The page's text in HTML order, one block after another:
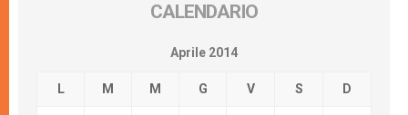
CALENDARIO
Aprile 2014
L M M G V S D